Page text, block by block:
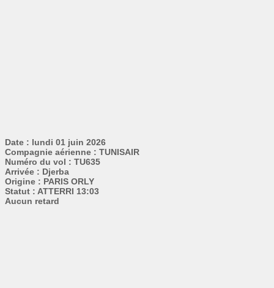
Date : lundi 01 juin 2026
Compagnie aérienne : TUNISAIR
Numéro du vol : TU635
Arrivée : Djerba
Origine : PARIS ORLY
Statut : ATTERRI 13:03
Aucun retard